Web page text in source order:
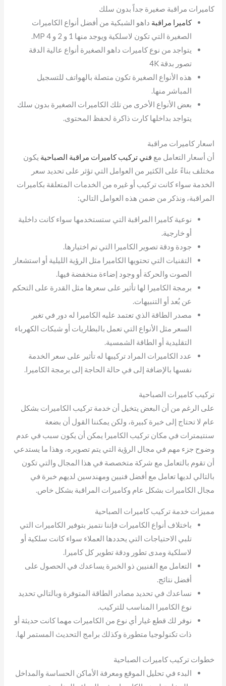
كاميرات مراقبة صغيرة جداً بدون سلك
كاميرا مراقبة داهو الشبكية من أفضل أنواع الكاميرات
الصغيرة التي تكون لاسلكية ويوجد منها 1 و 2 و 4 MP.
يتواجد من نوع كاميرات داهو الصغيرة أنواع عالية الدقة
تصور بدقة 4K
هذه الأنواع الصغيرة تكون متصلة بالهواتف للتسجيل
المباشر منها.
بعض الأنواع الأخرى من تلك الكاميرات الصغيرة بدون سلك
يتواجد بداخلها كارت ذاكرة لحفظ المحتوى.
اسعار كاميرات مراقبة
أن أسعار التعامل مع فني تركيب كاميرات مراقبة الصباحية يكون
مختلف بناءً على الكثير من العوامل التي تؤثر على تحديد سعر
الخدمة سواء كانت تركيب أو غيره من الخدمات المتعلقة بكاميرات
المراقبة، ونذكر من ضمن هذه العوامل التالي:
نوعية كاميرا المراقبة التي ستستخدمها سواء كانت داخلية
أو خارجية.
جودة ودقة تصوير الكاميرا التي تم اختيارها.
التقنيات التي تحتويها الكاميرا مثل الرؤية الليلية أو استشعار
الصوت والحركة أو وجود إضاءة منخفضة فيها.
برمجة الكاميرا لها تأثير على سعرها مثل القدرة على التحكم
عن بُعد أو التنبيهات.
مصدر الطاقة الذي تعتمد عليه الكاميرا له دور في تغير
السعر مثل الأنواع التي تعمل بالبطاريات أو شبكات الكهرباء
التقليدية أو الطاقة الشمسية.
عدد الكاميرات المراد تركيبها له تأثير على سعر الخدمة
نفسها بالإضافة إلى في حالة الحاجة إلى برمجة الكاميرا.
تركيب كاميرات الصباحية
على الرغم من أن البعض يتخيل أن خدمة تركيب الكاميرات بشكل
عام لا تحتاج إلى خبرة كبيرة، ولكن يمكننا القول أن بضعة
سنتيمترات في مكان تركيب الكاميرا يمكن أن يكون سبب في عدم
وضوح جزء مهم في مجال الرؤية التي يتم تصويره، وهذا ما يستدعي
أن تقوم بالتعامل مع شركة متخصصة في هذا المجال والتي تكون
بالتالي لديها تعامل مع أفضل فنيين ومهندسين لديهم خبرة في
مجال الكاميرات بشكل عام وكاميرات المراقبة بشكل خاص.
مميزات خدمة تركيب كاميرات الصباحية
باختلاف أنواع الكاميرات فإننا نتميز بتوفير الكاميرات التي
تلبي الاحتياجات التي يحددها العملاء سواء كانت سلكية أو
لاسلكية ومدى تطور ودقة تطوير كل كاميرا.
التعامل مع الفنيين ذو الخبرة يساعدك في الحصول على
أفضل نتائج.
نساعدك في تحديد مصادر الطاقة المتوفرة وبالتالي تحديد
نوع الكاميرا المناسب للتركيب.
نوفر لك قطع غيار أي نوع من الكاميرات مهما كانت حديثة أو
ذات تكنولوجيا متطورة وكذلك برامج التحديث المستمر لها.
خطوات تركيب كاميرات الصباحية
البدء في تحليل الموقع ومعرفة الأماكن الحساسة والمداخل